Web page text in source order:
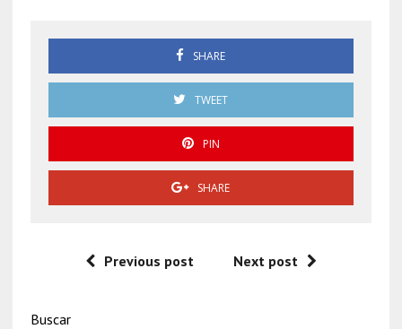
SHARE
TWEET
PIN
SHARE
Previous post Next post
Buscar